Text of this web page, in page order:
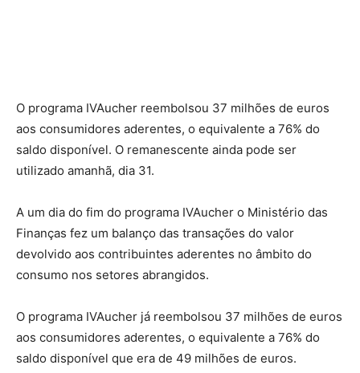
O programa IVAucher reembolsou 37 milhões de euros
aos consumidores aderentes, o equivalente a 76% do
saldo disponível. O remanescente ainda pode ser
utilizado amanhã, dia 31.
A um dia do fim do programa IVAucher o Ministério das
Finanças fez um balanço das transações do valor
devolvido aos contribuintes aderentes no âmbito do
consumo nos setores abrangidos.
O programa IVAucher já reembolsou 37 milhões de euros
aos consumidores aderentes, o equivalente a 76% do
saldo disponível que era de 49 milhões de euros.